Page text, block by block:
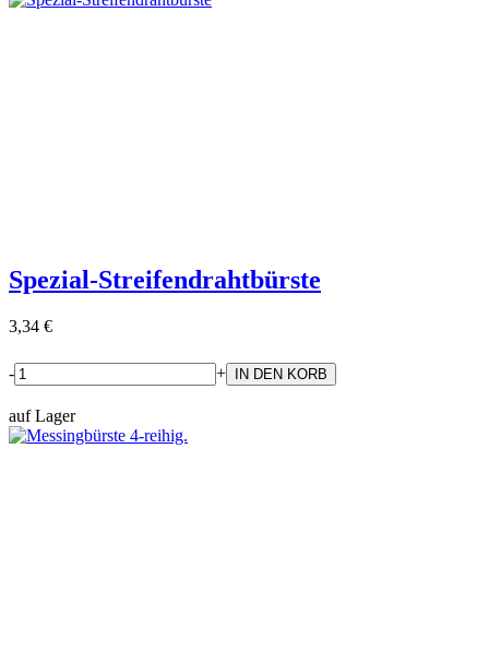
Spezial-Streifendrahtbürste
3,34 €
- +
auf Lager